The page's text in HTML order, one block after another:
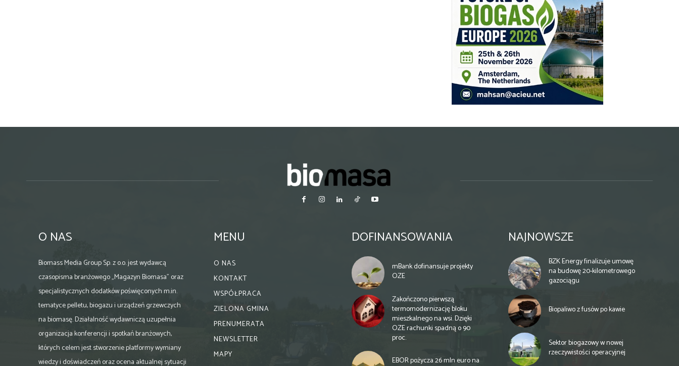
O NAS
Biomass Media Group Sp. z o.o. jest wydawcą
czasopisma branżowego „Magazyn Biomasa” oraz
specjalistycznych dodatków poświęconych m.in.
tematyce pelletu, biogazu i urządzeń grzewczych
na biomasę. Działalność wydawniczą uzupełnia
organizacja konferencji i spotkań branżowych,
których celem jest stworzenie platformy wymiany
wiedzy i doświadczeń oraz ocena aktualnej sytuacji
MENU
O NAS
KONTAKT
WSPÓŁPRACA
ZIELONA GMINA
PRENUMERATA
NEWSLETTER
MAPY
DOFINANSOWANIA
mBank dofinansuje projekty
OZE
Zakończono pierwszą
termomodernizację bloku
mieszkalnego na wsi. Dzięki
OZE rachunki spadną o 90
proc.
EBOR pożycza 26 mln euro na
NAJNOWSZE
BZK Energy finalizuje umowę
na budowę 20-kilometrowego
gazociągu
Biopaliwo z fusów po kawie
Sektor biogazowy w nowej
rzeczywistości operacyjnej